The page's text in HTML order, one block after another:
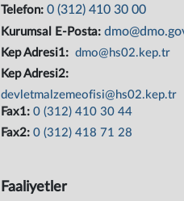
Telefon: 0 (312) 410 30 00
Kurumsal E-Posta:
Kep Adresi1: dmo@hs02.kep.tr
Kep Adresi2:
devletmalzemeofisi@hs02.kep.tr
Fax1: 0 (312) 410 30 44
Fax2: 0 (312) 418 71 28
Faaliyetler